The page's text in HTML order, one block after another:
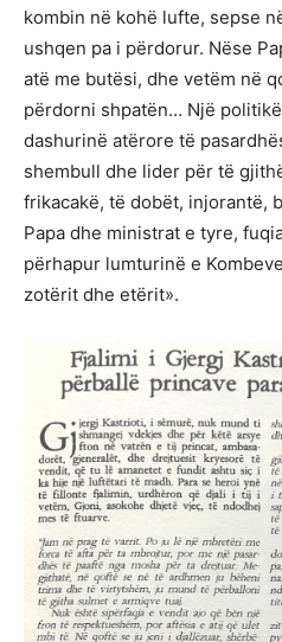
kombin në kohë lufte, sepse
ushqen pa i përdorur. Nëse
atë me butësi, dhe vetëm në
përdorni shpatën… Një
dashurinë atërore të
shembull dhe lider për të
frikacakë, të dobët, injorantë,
Papa dhe ministrat e tyre,
përhapur lumturinë e
zotërit dhe etërit».